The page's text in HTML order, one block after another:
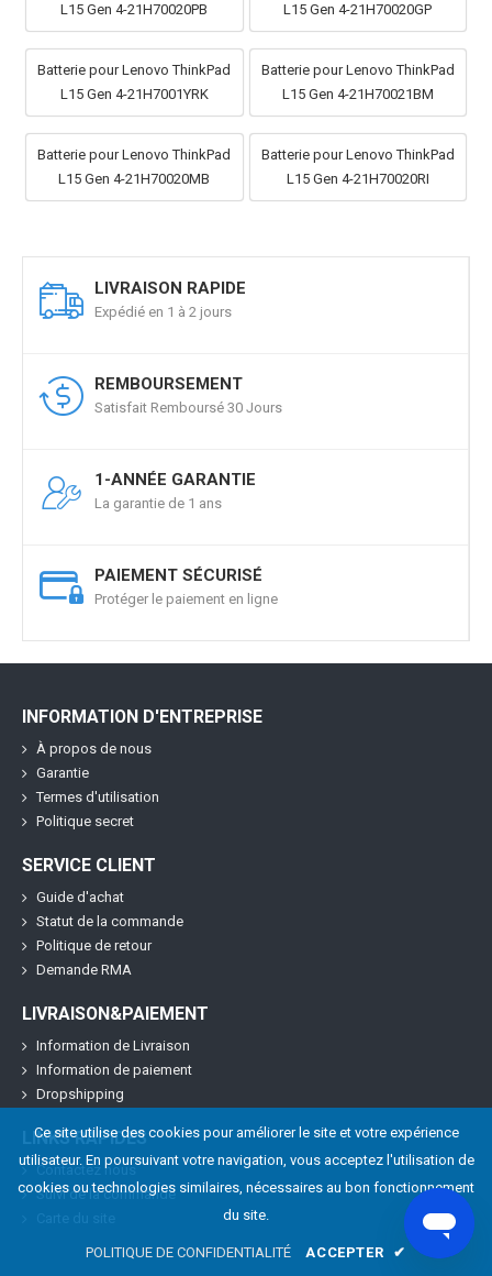
L15 Gen 4-21H70020PB
L15 Gen 4-21H70020GP
Batterie pour Lenovo ThinkPad
L15 Gen 4-21H7001YRK
Batterie pour Lenovo ThinkPad
L15 Gen 4-21H70021BM
Batterie pour Lenovo ThinkPad
L15 Gen 4-21H70020MB
Batterie pour Lenovo ThinkPad
L15 Gen 4-21H70020RI
LIVRAISON RAPIDE
Expédié en 1 à 2 jours
REMBOURSEMENT
Satisfait Remboursé 30 Jours
1-ANNÉE GARANTIE
La garantie de 1 ans
PAIEMENT SÉCURISÉ
Protéger le paiement en ligne
INFORMATION D'ENTREPRISE
À propos de nous
Garantie
Termes d'utilisation
Politique secret
SERVICE CLIENT
Guide d'achat
Statut de la commande
Politique de retour
Demande RMA
LIVRAISON&PAIEMENT
Information de Livraison
Information de paiement
Dropshipping
LINKS RAPIDES
Contactez nous
Suivi de la commande
Ce site utilise des cookies pour améliorer le site et votre expérience
utilisateur. En poursuivant votre navigation, vous acceptez l'utilisation de
cookies ou technologies similaires, nécessaires au bon fonctionnement
du site.
POLITIQUE DE CONFIDENTIALITÉ ACCEPTER ✔